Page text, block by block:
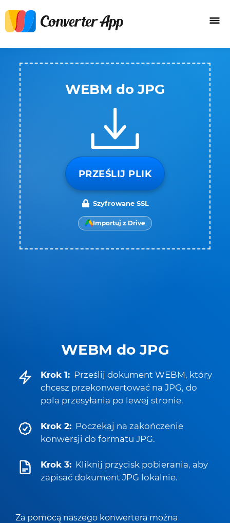
WEBM do JPG
Krok 1: Prześlij dokument WEBM, który
chcesz przekonwertować na JPG, do
pola przesyłania po lewej stronie.
Krok 2: Poczekaj na zakończenie
konwersji do formatu JPG.
Krok 3: Kliknij przycisk pobierania, aby
zapisać dokument JPG lokalnie.
Za pomocą naszego konwertera można
WEBM do JPG
PRZEŚLIJ PLIK
Szyfrowane SSL
Importuj z Drive